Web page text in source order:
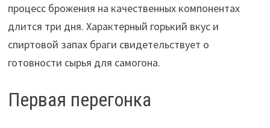
процесс брожения на качественных компонентах
длится три дня. Характерный горький вкус и
спиртовой запах браги свидетельствует о
готовности сырья для самогона.
Первая перегонка